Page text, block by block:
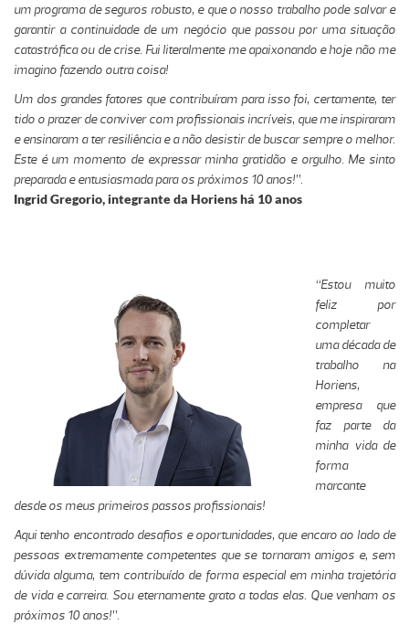
um programa de seguros robusto, e que o nosso trabalho pode salvar e
garantir a continuidade de um negócio que passou por uma situação
catastrófica ou de crise. Fui literalmente me apaixonando e hoje não me
imagino fazendo outra coisa!
Um dos grandes fatores que contribuíram para isso foi, certamente, ter
tido o prazer de conviver com profissionais incríveis, que me inspiraram
e ensinaram a ter resiliência e a não desistir de buscar sempre o melhor.
Este é um momento de expressar minha gratidão e orgulho. Me sinto
preparada e entusiasmada para os próximos 10 anos!”.
Ingrid Gregorio, integrante da Horiens há 10 anos
“Estou muito
feliz por
completar
uma década de
trabalho na
Horiens,
empresa que
faz parte da
minha vida de
forma
marcante
desde os meus primeiros passos profissionais!
Aqui tenho encontrado desafios e oportunidades, que encaro ao lado de
pessoas extremamente competentes que se tornaram amigos e, sem
dúvida alguma, tem contribuído de forma especial em minha trajetória
de vida e carreira. Sou eternamente grato a todas elas. Que venham os
próximos 10 anos!”.